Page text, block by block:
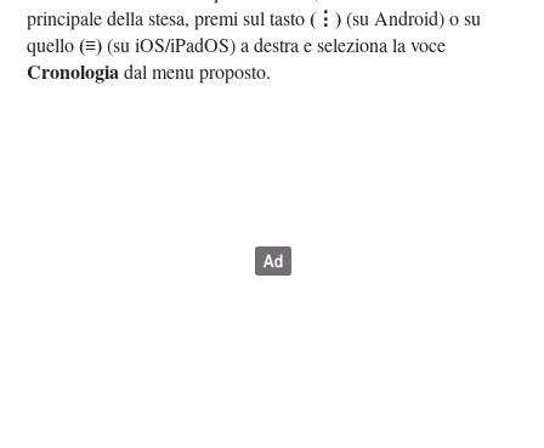
principale della stesa, premi sul tasto(⋮)(su Android) o su
quello(≡)(su iOS/iPadOS) a destra e seleziona la voce
Cronologiadal menu proposto.